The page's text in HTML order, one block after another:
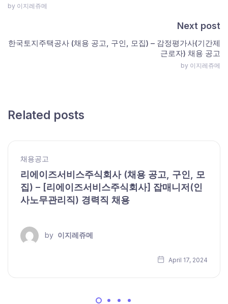
by 이지레쥬메
Next post
한국토지주택공사 (채용 공고, 구인, 모집) – 감정평가사(기간제
근로자) 채용 공고
by 이지레쥬메
Related posts
채용공고
리에이즈서비스주식회사 (채용 공고, 구인, 모
집) – [리에이즈서비스주식회사] 잡매니저(인
사노무관리직) 경력직 채용
by 이지레쥬메
April 17, 2024